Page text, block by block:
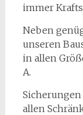
immer
Neben
unseren
in allen
A.
allen